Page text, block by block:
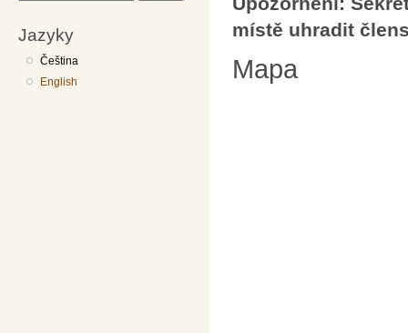
Jazyky
Čeština
English
místě uhradit
Mapa